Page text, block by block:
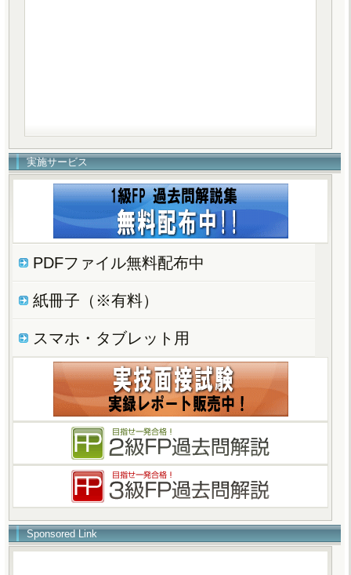
実施サービス
PDFファイル無料配布中
紙冊子（※有料）
スマホ・タブレット用
Sponsored Link